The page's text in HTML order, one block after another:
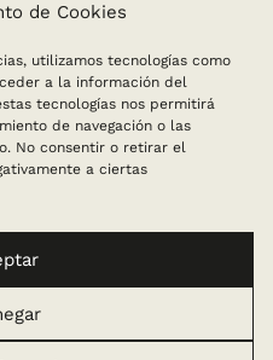
de Cookies
utilizamos tecnologías como
a la información del
tecnologías nos permitirá
de navegación o las
No consentir o retirar el
a ciertas
cortinas a